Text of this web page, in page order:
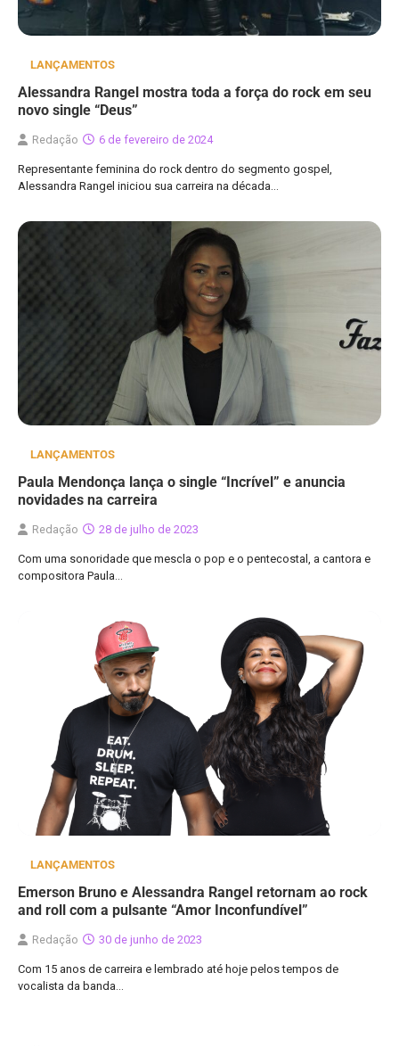
LANÇAMENTOS
Alessandra Rangel mostra toda a força do rock em seu
novo single “Deus”
Redação 6 de fevereiro de 2024
Representante feminina do rock dentro do segmento gospel,
Alessandra Rangel iniciou sua carreira na década…
LANÇAMENTOS
Paula Mendonça lança o single “Incrível” e anuncia
novidades na carreira
Redação 28 de julho de 2023
Com uma sonoridade que mescla o pop e o pentecostal, a cantora e
compositora Paula…
LANÇAMENTOS
Emerson Bruno e Alessandra Rangel retornam ao rock
and roll com a pulsante “Amor Inconfundível”
Redação 30 de junho de 2023
Com 15 anos de carreira e lembrado até hoje pelos tempos de
vocalista da banda…